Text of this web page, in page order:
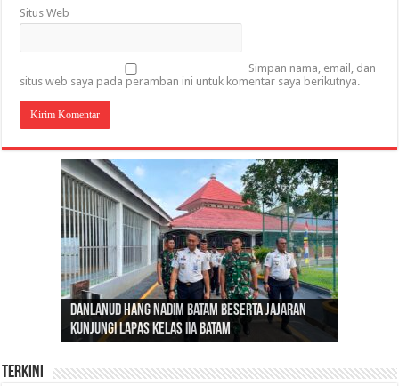
Situs Web
Simpan nama, email, dan
situs web saya pada peramban ini untuk komentar saya berikutnya.
Danlanud Hang Nadim Batam Beserta Jajaran
Kunjungi Lapas Kelas IIA Batam
Silaturahmi dan Reses Komite I DPD RI di Polda
Jambi Bahas Sinergitas Penanganan Narkotika
Gubernur Al Haris: Lomba Cerdas Cermat Sarana
Edukasi Pembentukan Karakter Generasi
Penerus
Gubernur Al Haris Dorong Koperasi Merah Putih
Cepat Beroperasi Agar Bisa Layani Masyarakat
Penuhi Kebutuhannya
Sosok Fenomenal yang Menggetarkan
Nusantara: Ratu Wangsa, Wanita Berkelas
dengan Pengaruh Internasional
Terkini